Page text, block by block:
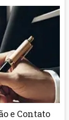
e Contato